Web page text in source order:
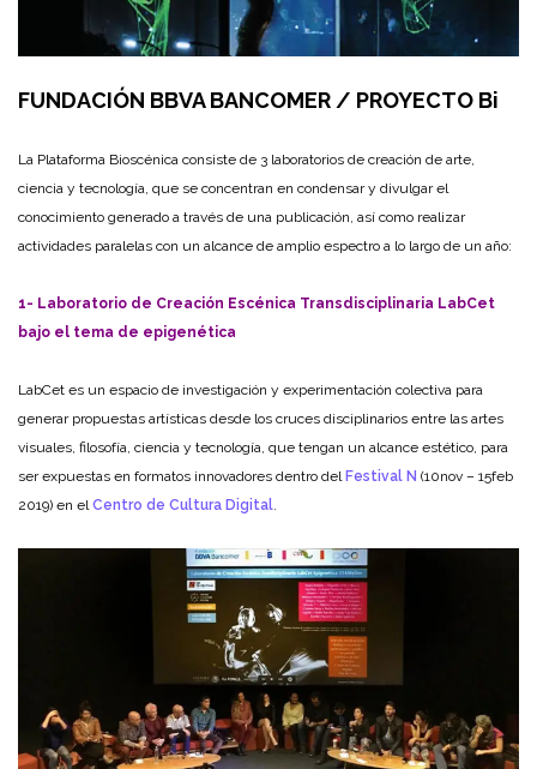
FUNDACIÓN BBVA BANCOMER / PROYECTO Bi
La Plataforma Bioscénica consiste de 3 laboratorios de creación de arte,
ciencia y tecnología, que se concentran en condensar y divulgar el
conocimiento generado a través de una publicación, así como realizar
actividades paralelas con un alcance de amplio espectro a lo largo de un año:
1- Laboratorio de Creación Escénica Transdisciplinaria LabCet
bajo el tema de epigenética
LabCet es un espacio de investigación y experimentación colectiva para
generar propuestas artísticas desde los cruces disciplinarios entre las artes
visuales, filosofía, ciencia y tecnología, que tengan un alcance estético, para
ser expuestas en formatos innovadores dentro del Festival N (10nov – 15feb
2019) en elCentro de Cultura Digital.